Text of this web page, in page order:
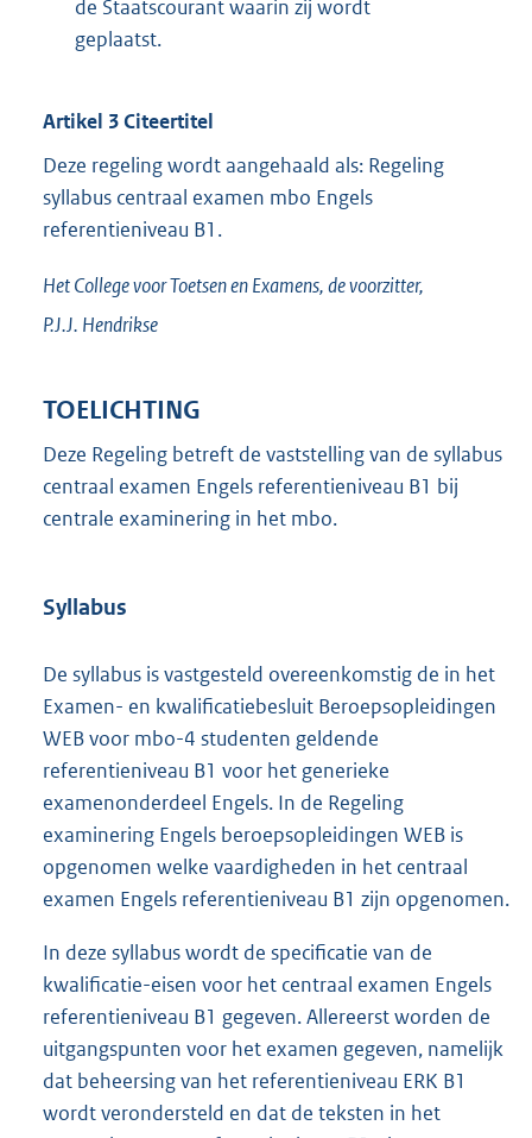
n
k
:
de Staatscourant waarin zij wordt
geplaatst.
Artikel 3 Citeertitel
Deze regeling wordt aangehaald als: Regeling
syllabus centraal examen mbo Engels
referentieniveau B1.
Het College voor Toetsen en Examens,de voorzitter,
P.J.J. Hendrikse
TOELICHTING
Deze Regeling betreft de vaststelling van de syllabus
centraal examen Engels referentieniveau B1 bij
centrale examinering in het mbo.
Syllabus
De syllabus is vastgesteld overeenkomstig de in het
Examen- en kwalificatiebesluit Beroepsopleidingen
WEB voor mbo-4 studenten geldende
referentieniveau B1 voor het generieke
examenonderdeel Engels. In de Regeling
examinering Engels beroepsopleidingen WEB is
opgenomen welke vaardigheden in het centraal
examen Engels referentieniveau B1 zijn opgenomen.
In deze syllabus wordt de specificatie van de
kwalificatie-eisen voor het centraal examen Engels
referentieniveau B1 gegeven. Allereerst worden de
uitgangspunten voor het examen gegeven, namelijk
dat beheersing van het referentieniveau ERK B1
wordt verondersteld en dat de teksten in het